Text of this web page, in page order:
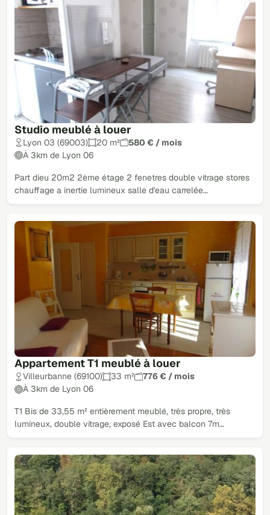
Studio meublé à louer
Lyon 03 (69003) 20 m²
580 € / mois
À 3km de Lyon 06
Part dieu 20m2 2ème étage 2 fenetres double vitrage stores
chauffage a inertie lumineux salle d'eau carrelée…
Appartement T1 meublé à louer
Villeurbanne (69100) 33 m²
776 € / mois
À 3km de Lyon 06
T1 Bis de 33,55 m² entièrement meublé, très propre, très
lumineux, double vitrage, exposé Est avec balcon 7m…